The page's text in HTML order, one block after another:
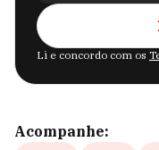
Li e concordo com os
Acompanhe: